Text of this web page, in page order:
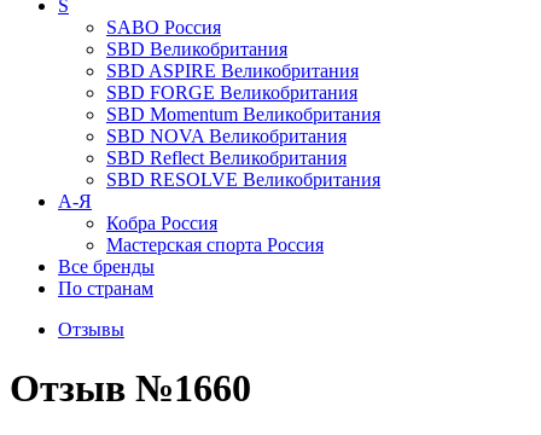
S
SABO Россия
SBD Великобритания
SBD ASPIRE Великобритания
SBD FORGE Великобритания
SBD Momentum Великобритания
SBD NOVA Великобритания
SBD Reflect Великобритания
SBD RESOLVE Великобритания
А-Я
Кобра Россия
Мастерская спорта Россия
Все бренды
По странам
Отзывы
Отзыв №1660